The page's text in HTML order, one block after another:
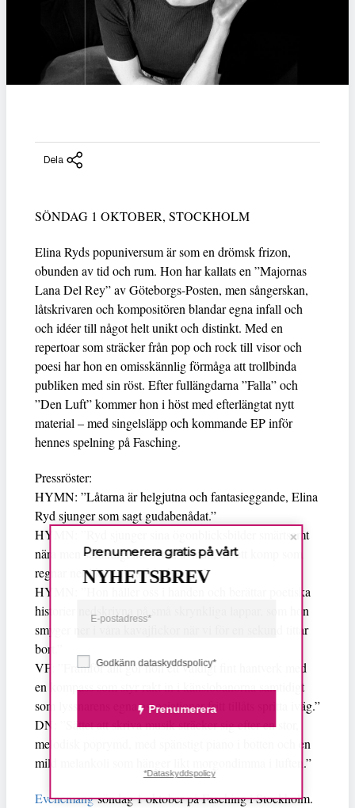
Dela
SÖNDAG 1 OKTOBER, STOCKHOLM
Elina Ryds popuniversum är som en drömsk frizon,
obunden av tid och rum. Hon har kallats en ”Majornas
Lana Del Rey” av Göteborgs-Posten, men sångerskan,
låtskrivaren och kompositören blandar egna infall och
och idéer till något helt unikt och distinkt. Med en
repertoar som sträcker från pop och rock till visor och
poesi har hon en omisskännlig förmåga att trollbinda
publiken med sin röst. Efter fullängdarna ”Falla” och
”Den Luft” kommer hon i höst med efterlängtat nytt
material – med singelsläpp och kommande EP inför
hennes spelning på Fasching.
Pressröster:
HYMN: ”Låtarna är helgjutna och fantasieggande, Elina
Ryd sjunger som sagt gudabenådat.”
HYMN: ”Ryd sjunger sina ögonblicksbilder smärtsamt
nära men samtidigt lite svalt, avmätt, till ett komp som
regnar ner likt manna från himlen.”
HYMN: ”Hon håller oss i handen och berättar poetiska
historier nedskrivna på små skrynkliga lappar, som hon
smyger ner i våra kavajfickor när vi för en sekund tittar
bort.”
VF: ”Framför allt gör hon ett väldigt fint hantverk med
en kompass som styr rakt in i känslobanorna samtidigt
som lyssnarens egna associationer fritt tillåts spritta iväg.”
DN: ”Sättet att skriva musik sträcker sig efter en stor,
melodisk poprymd, med spänstigt piano i botten och en
mild melankoli som hänger likt morgondimma i luften.”
Evenemangsöndag 1 oktober på Fasching i Stockholm.
Godkänn dataskyddspolicy*
Prenumerera
Prenumerera gratis på vårt
NYHETSBREV
*Dataskyddspolicy